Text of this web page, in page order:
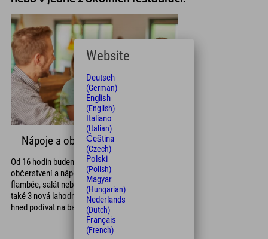
Nápoje a občerstvení
Od 16 hodin budeme u baru podávat lahodné
občerstvení a nápoje. Co takhle pizza, tarte
flambée, salát nebo sendvič? K dispozici jsou
také 3 nová lahodná teplá jídla. Nezapomeňte se
hned podívat na barový lístek!
Do barového menu
Website
Deutsch
(German)
English
(English)
Italiano
(Italian)
Čeština
(Czech)
Polski
(Polish)
Magyar
(Hungarian)
Nederlands
(Dutch)
Français
(French)